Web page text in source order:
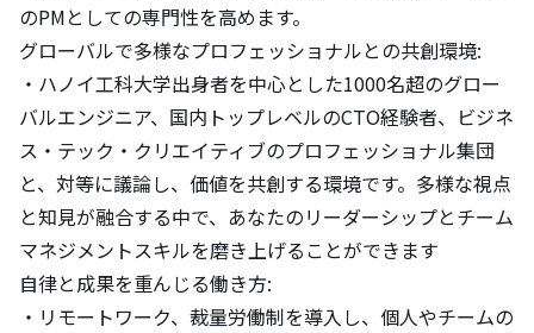
のPMとしての専門性を高めます。
グローバルで多様なプロフェッショナルとの共創環境:
・ハノイ工科大学出身者を中心とした1000名超のグロー
バルエンジニア、国内トップレベルのCTO経験者、ビジネ
ス・テック・クリエイティブのプロフェッショナル集団
と、対等に議論し、価値を共創する環境です。多様な視点
と知見が融合する中で、あなたのリーダーシップとチーム
マネジメントスキルを磨き上げることができます
自律と成果を重んじる働き方:
・リモートワーク、裁量労働制を導入し、個人やチームの